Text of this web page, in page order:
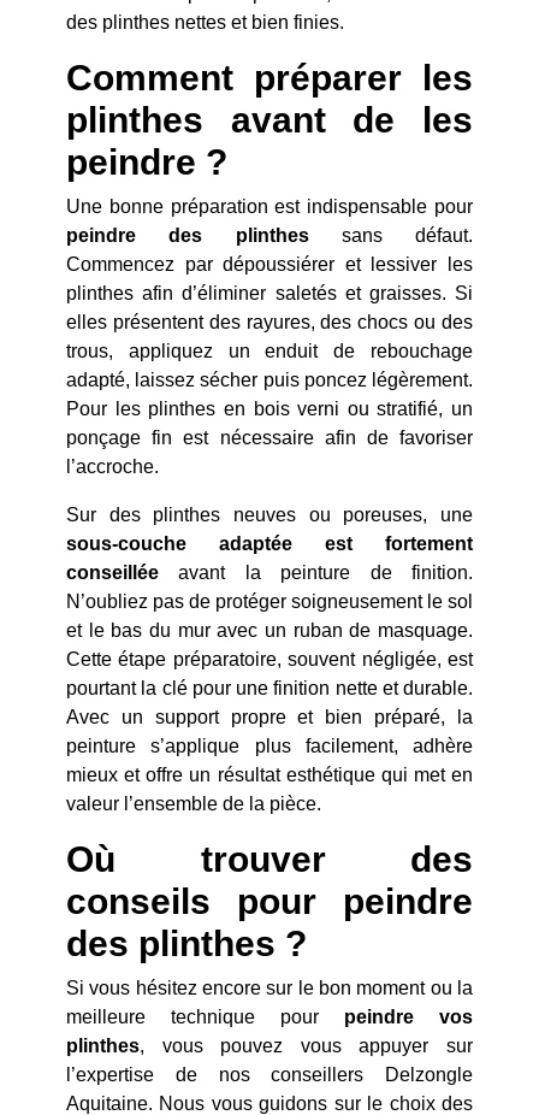
des plinthes nettes et bien finies.
Comment préparer les
plinthes avant de les
peindre ?
Une bonne préparation est indispensable pour
peindre des plinthessans défaut.
Commencez par dépoussiérer et lessiver les
plinthes afin d’éliminer saletés et graisses. Si
elles présentent des rayures, des chocs ou des
trous, appliquez un enduit de rebouchage
adapté, laissez sécher puis poncez légèrement.
Pour les plinthes en bois verni ou stratifié, un
ponçage fin est nécessaire afin de favoriser
l’accroche.
Sur des plinthes neuves ou poreuses, une
sous-couche adaptée est fortement
conseillée avant la peinture de finition.
N’oubliez pas de protéger soigneusement le sol
et le bas du mur avec un ruban de masquage.
Cette étape préparatoire, souvent négligée, est
pourtant la clé pour une finition nette et durable.
Avec un support propre et bien préparé, la
peinture s’applique plus facilement, adhère
mieux et offre un résultat esthétique qui met en
valeur l’ensemble de la pièce.
Où trouver des
conseils pour peindre
des plinthes ?
Si vous hésitez encore sur le bon moment ou la
meilleure technique pour peindre vos
plinthes, vous pouvez vous appuyer sur
l’expertise de nos conseillers Delzongle
Aquitaine. Nous vous guidons sur le choix des